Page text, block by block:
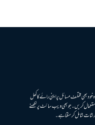
بھی مختلف مسائل پر اپنی رائے کا کھل
کریں۔ جو بھی ویب سائٹ پر لکھنے
شامل کرسکتا ہے۔